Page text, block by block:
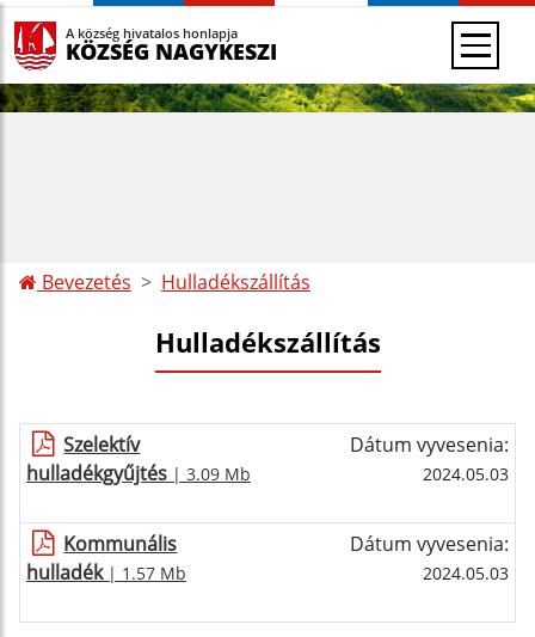
A község hivatalos honlapja
KÖZSÉG NAGYKESZI
Bevezetés Hulladékszállítás
Hulladékszállítás
Szelektív
hulladékgyűjtés | 3.09 Mb
Dátum vyvesenia:
2024.05.03
Kommunális
hulladék| 1.57 Mb
Dátum vyvesenia:
2024.05.03